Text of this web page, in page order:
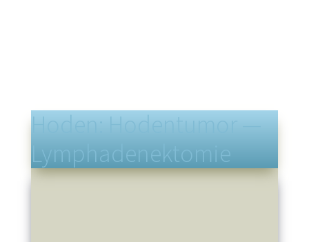
Hoden: Hodentumor —
Lymphadenektomie